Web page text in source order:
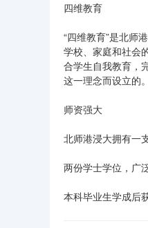
四维教育
“四维教育”是北师
学校、家庭和社会
合学生自我教育，
这一理念而设立的。
师资强大
北师港浸大拥有一
两份学士学位，广
本科毕业生学成后